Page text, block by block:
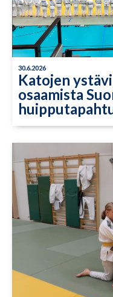
30.6.2026
Katojen
osaamista